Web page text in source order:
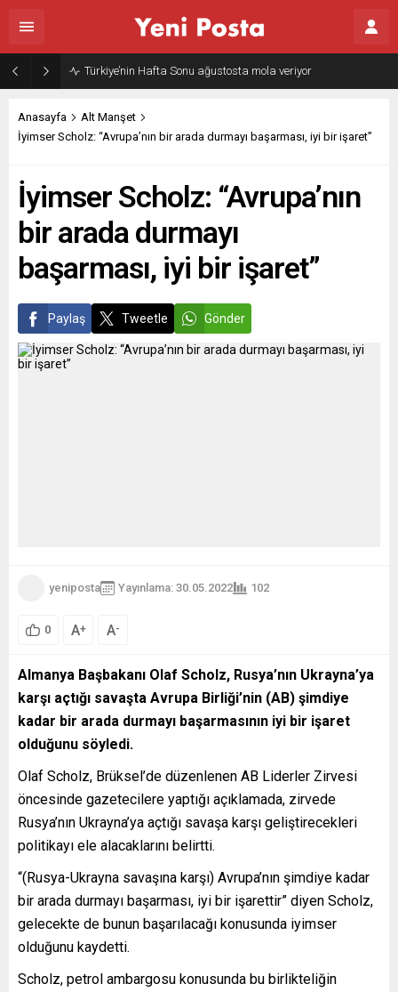
Türkiye’nin Hafta Sonu ağustosta mola veriyor
Anasayfa
Alt Manşet
İyimser Scholz: “Avrupa’nın bir arada durmayı başarması, iyi bir işaret”
İyimser Scholz: “Avrupa’nın
bir arada durmayı
başarması, iyi bir işaret”
Paylaş Tweetle Gönder
yeniposta Yayınlama: 30.05.2022 102
0 A+ A-
Almanya Başbakanı Olaf Scholz, Rusya’nın Ukrayna’ya
karşı açtığı savaşta Avrupa Birliği’nin (AB) şimdiye
kadar bir arada durmayı başarmasının iyi bir işaret
olduğunu söyledi.
Olaf Scholz, Brüksel’de düzenlenen AB Liderler Zirvesi
öncesinde gazetecilere yaptığı açıklamada, zirvede
Rusya’nın Ukrayna’ya açtığı savaşa karşı geliştirecekleri
politikayı ele alacaklarını belirtti.
“(Rusya-Ukrayna savaşına karşı) Avrupa’nın şimdiye kadar
bir arada durmayı başarması, iyi bir işarettir” diyen Scholz,
gelecekte de bunun başarılacağı konusunda iyimser
olduğunu kaydetti.
Scholz, petrol ambargosu konusunda bu birlikteliğin